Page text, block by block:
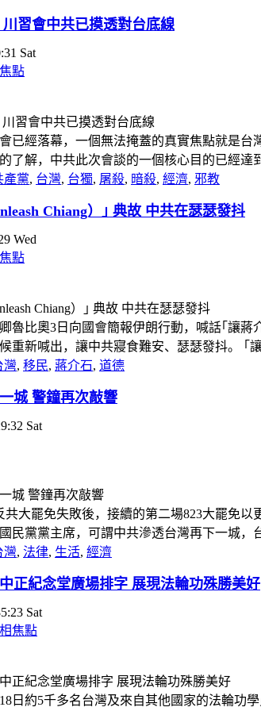
習會中共已摸透對台底線
Sat
點
會已經落幕，一個無法掩蓋的真實焦點就是
了解，中共此次會談的一個核心目的已經
產黨, 台灣, 台獨, 屠殺, 暗殺, 經濟, 邪教
Chiang）｣ 典故 中共在瑟瑟發抖
Wed
點
魯比奧3日向國會簡報伊朗行動，喊話｢讓
重新喊出，讓中共寢食難安、瑟瑟發抖。 ｢
灣, 移民, 蔣介石, 道德
城 警鐘再次敲響
Sat
共大罷免失敗後，接續的第二場823大罷免
民黨黨主席，可謂中共滲透台灣再下一城
灣, 法律, 生活, 經濟
正紀念堂廣場排字 展現法輪功殊勝美好
Sat
焦點
18日約5千多名台灣及來自其他國家的法輪